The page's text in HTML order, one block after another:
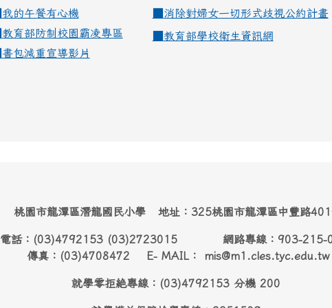
我的午餐有心機
消除對婦女一切形式歧視公約計畫
教育部防制校園霸凌專區
教育部學校衛生資訊網
書包減重宣導影片
桃園市龍潭區潛龍國民小學 地址：325桃園市龍潭區中豐路
電話：(03)4792153 (03)2723015 網路專線：903-215-
傳真：(03)4708472 E- MAIL： mis@m1.cles.tyc.edu.tw
就學零拒絶專線：(03)4792153 分機 200